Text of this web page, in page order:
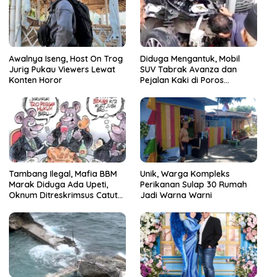
Awalnya Iseng, Host On Trog
Jurig Pukau Viewers Lewat
Konten Horor
Diduga Mengantuk, Mobil
SUV Tabrak Avanza dan
Pejalan Kaki di Poros
Tambang Ilegal, Mafia BBM
Marak Diduga Ada Upeti,
Oknum Ditreskrimsus Catut
Unik, Warga Kompleks
Perikanan Sulap 30 Rumah
Jadi Warna Warni